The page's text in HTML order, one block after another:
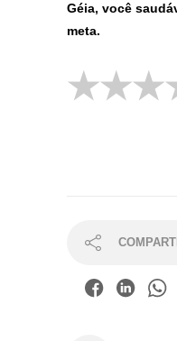
Géia, você
meta.